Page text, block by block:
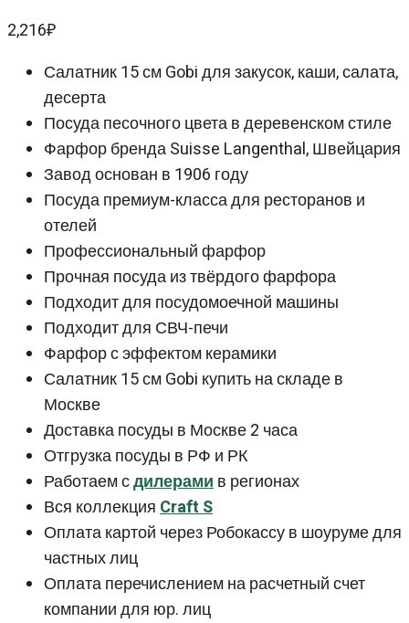
2,216₽
Салатник 15 см Gobi для закусок, каши, салата,
десерта
Посуда песочного цвета в деревенском стиле
Фарфор бренда Suisse Langenthal, Швейцария
Завод основан в 1906 году
Посуда премиум-класса для ресторанов и
отелей
Профессиональный фарфор
Прочная посуда из твёрдого фарфора
Подходит для посудомоечной машины
Подходит для СВЧ-печи
Фарфор с эффектом керамики
Салатник 15 см Gobi купить на складе в
Москве
Доставка посуды в Москве 2 часа
Отгрузка посуды в РФ и РК
Работаем сдилерамив регионах
Вся коллекцияCraft S
Оплата картой через Робокассу в шоуруме для
частных лиц
Оплата перечислением на расчетный счет
компании для юр. лиц